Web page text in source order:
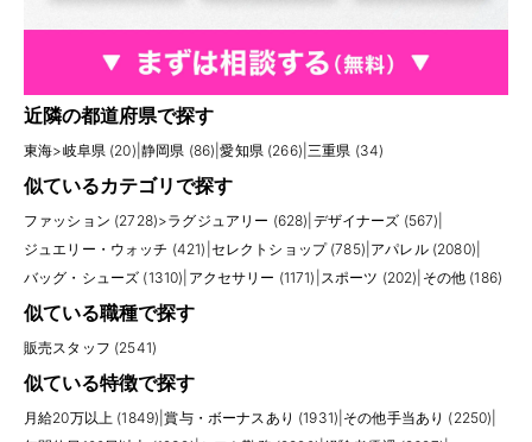
近隣の都道府県で探す
東海>岐阜県 (20) 静岡県 (86) |愛知県 (266) 三重県 (34)
似ているカテゴリで探す
ファッション (2728)>ラグジュアリー (628) デザイナーズ (567)
ジュエリー・ウォッチ (421) セレクトショップ (785) アパレル (2080)
バッグ・シューズ (1310) アクセサリー (1171) スポーツ (202) その他 (186)
似ている職種で探す
販売スタッフ (2541)
似ている特徴で探す
月給20万以上 (1849) |賞与・ボーナスあり (1931) その他手当あり (2250)